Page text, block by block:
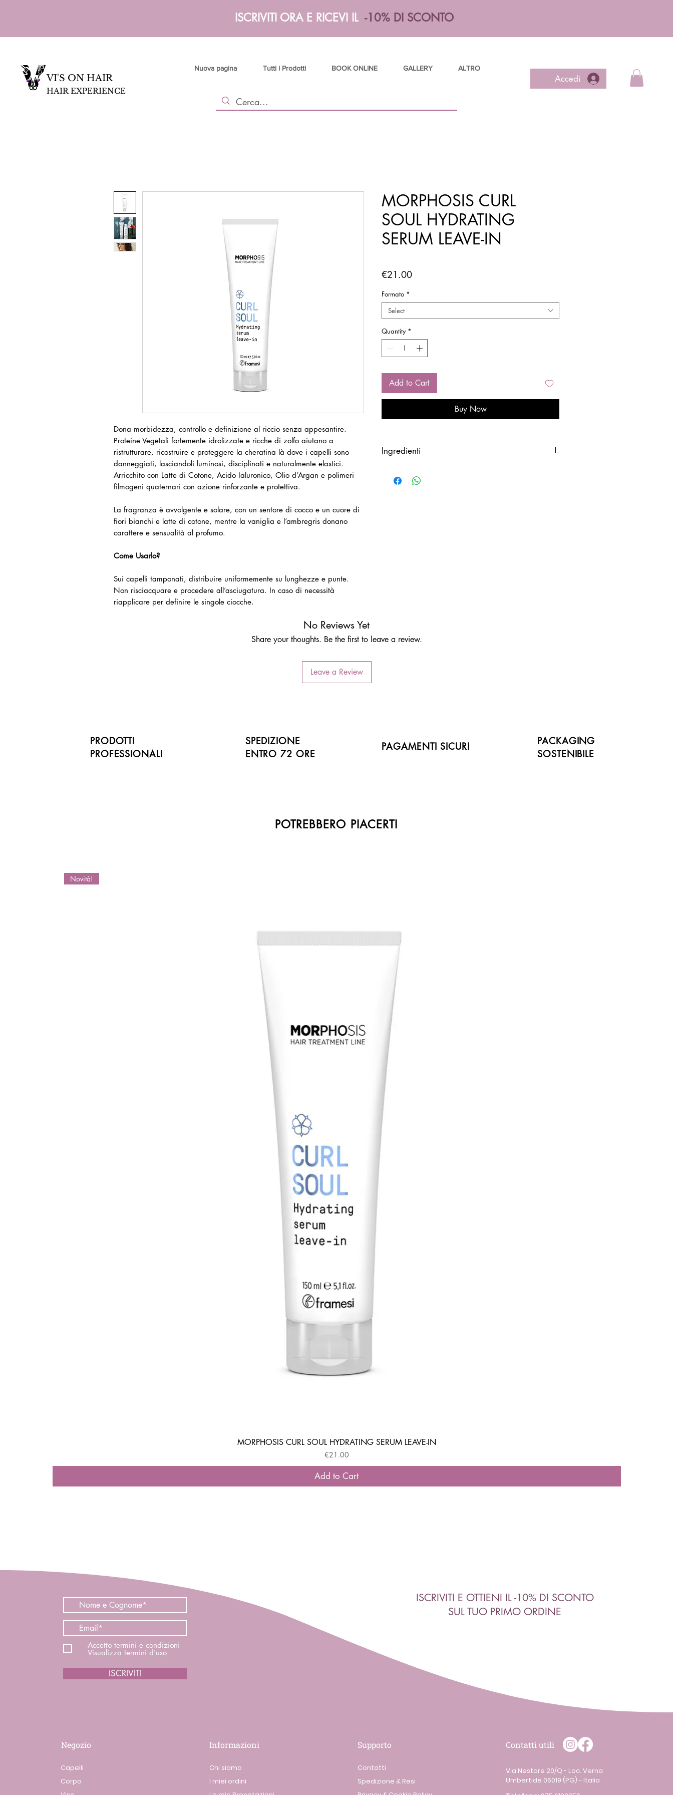
ISCRIVITI ORA E RICEVI IL -10% DI SCONTO
VI'S ON HAIR
HAIR EXPERIENCE
Nuova pagina Tutti i Prodotti BOOK ONLINE GALLERY ALTRO
Accedi
Dona morbidezza, controllo e definizione al riccio senza appesantire.
Proteine Vegetali fortemente idrolizzate e ricche di zolfo aiutano a
ristrutturare, ricostruire e proteggere la cheratina là dove i capelli sono
danneggiati, lasciandoli luminosi, disciplinati e naturalmente elastici.
Arricchito con Latte di Cotone, Acido Ialuronico, Olio d’Argan e polimeri
filmogeni quaternari con azione rinforzante e protettiva.
La fragranza è avvolgente e solare, con un sentore di cocco e un cuore di
fiori bianchi e latte di cotone, mentre la vaniglia e l’ambregris donano
carattere e sensualità al profumo.
Come Usarlo?
Sui capelli tamponati, distribuire uniformemente su lunghezze e punte.
Non risciacquare e procedere all’asciugatura. In caso di necessità
riapplicare per definire le singole ciocche.
MORPHOSIS CURL
SOUL HYDRATING
SERUM LEAVE-IN
€21.00Price
Formato *
Select
Quantity *
Add to Cart
Buy Now
Ingredienti
Caprylate/Caprate, Distearoylethyl Dimonium Chloride,
No Reviews Yet
Share your thoughts. Be the first to leave a review.
Leave a Review
PRODOTTI
PROFESSIONALI
SPEDIZIONE
ENTRO 72 ORE
PAGAMENTI SICURI
PACKAGING
SOSTENIBILE
POTREBBERO PIACERTI
Quick View
Novità!
MORPHOSIS CURL SOUL HYDRATING SERUM LEAVE-IN
Price
€21.00
Add to Cart
Negozio
Capelli
Corpo
Informazioni
Chi siamo
I miei ordini
Supporto
Contatti
Spedizione & Resi
Contatti utili
Via Nestore 20/Q - Loc. Verna
Umbertide 06019 (PG) - Italia
Accetto termini e condizioni
Visualizza termini d'uso
ISCRIVITI
ISCRIVITI E OTTIENI IL -10% DI SCONTO
SUL TUO PRIMO ORDINE